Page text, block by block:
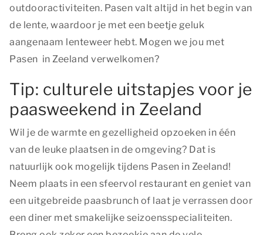
outdooractiviteiten. Pasen valt altijd in het begin van
de lente, waardoor je met een beetje geluk
aangenaam lenteweer hebt. Mogen we jou met
Pasen in Zeeland verwelkomen?
Tip: culturele uitstapjes voor je
paasweekend in Zeeland
Wil je de warmte en gezelligheid opzoeken in één
van de leuke plaatsen in de omgeving? Dat is
natuurlijk ook mogelijk tijdens Pasen in Zeeland!
Neem plaats in een sfeervol restaurant en geniet van
een uitgebreide paasbrunch of laat je verrassen door
een diner met smakelijke seizoensspecialiteiten.